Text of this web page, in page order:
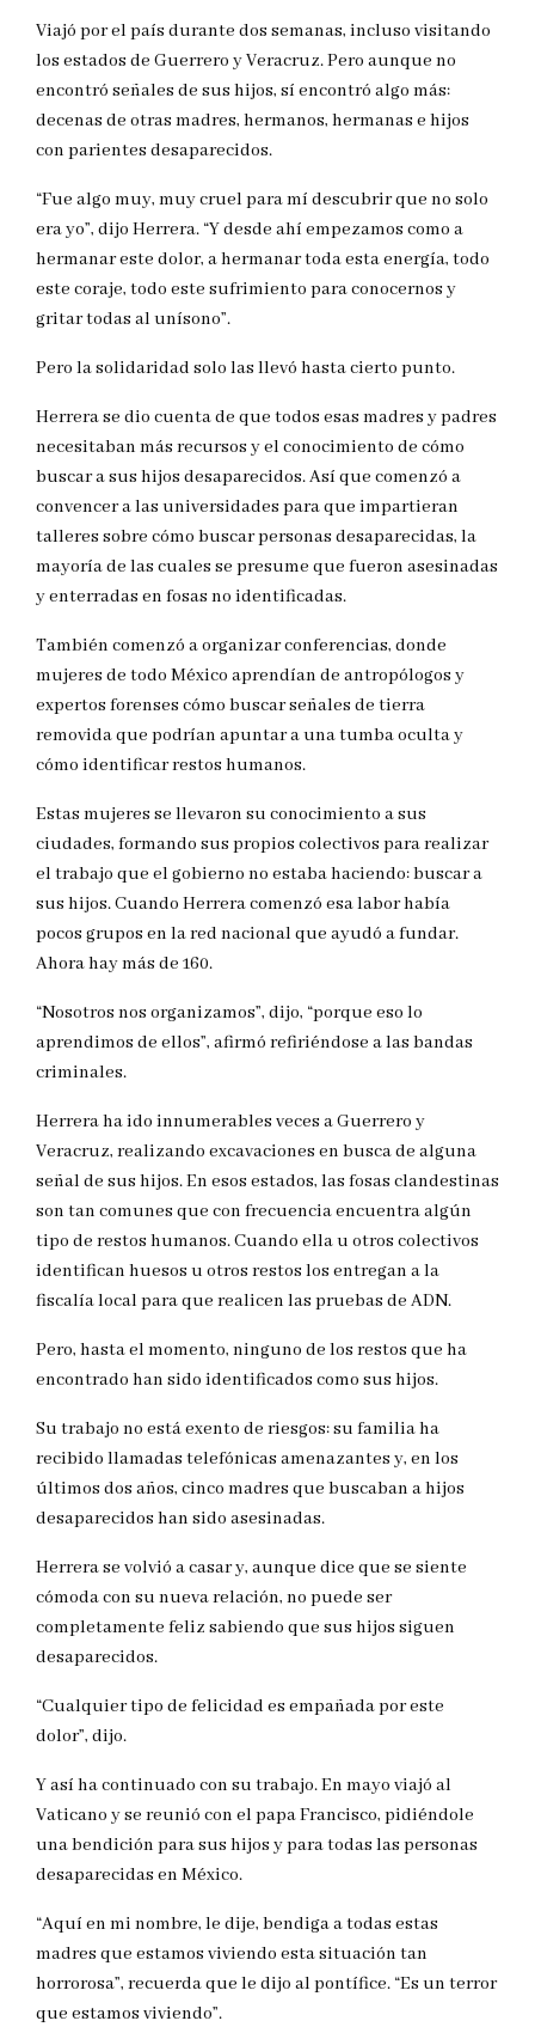
Viajó por el país durante dos semanas, incluso visitando
los estados de Guerrero y Veracruz. Pero aunque no
encontró señales de sus hijos, sí encontró algo más:
decenas de otras madres, hermanos, hermanas e hijos
con parientes desaparecidos.
“Fue algo muy, muy cruel para mí descubrir que no solo
era yo”, dijo Herrera. “Y desde ahí empezamos como a
hermanar este dolor, a hermanar toda esta energía, todo
este coraje, todo este sufrimiento para conocernos y
gritar todas al unísono”.
Pero la solidaridad solo las llevó hasta cierto punto.
Herrera se dio cuenta de que todos esas madres y padres
necesitaban más recursos y el conocimiento de cómo
buscar a sus hijos desaparecidos. Así que comenzó a
convencer a las universidades para que impartieran
talleres sobre cómo buscar personas desaparecidas, la
mayoría de las cuales se presume que fueron asesinadas
y enterradas en fosas no identificadas.
También comenzó a organizar conferencias, donde
mujeres de todo México aprendían de antropólogos y
expertos forenses cómo buscar señales de tierra
removida que podrían apuntar a una tumba oculta y
cómo identificar restos humanos.
Estas mujeres se llevaron su conocimiento a sus
ciudades, formando sus propios colectivos para realizar
el trabajo que el gobierno no estaba haciendo: buscar a
sus hijos. Cuando Herrera comenzó esa labor había
pocos grupos en la red nacional que ayudó a fundar.
Ahora hay más de 160.
“Nosotros nos organizamos”, dijo, “porque eso lo
aprendimos de ellos”, afirmó refiriéndose a las bandas
criminales.
Herrera ha ido innumerables veces a Guerrero y
Veracruz, realizando excavaciones en busca de alguna
señal de sus hijos. En esos estados, las fosas clandestinas
son tan comunes que con frecuencia encuentra algún
tipo de restos humanos. Cuando ella u otros colectivos
identifican huesos u otros restos los entregan a la
fiscalía local para que realicen las pruebas de ADN.
Pero, hasta el momento, ninguno de los restos que ha
encontrado han sido identificados como sus hijos.
Su trabajo no está exento de riesgos: su familia ha
recibido llamadas telefónicas amenazantes y, en los
últimos dos años, cinco madres que buscaban a hijos
desaparecidos han sido asesinadas.
Herrera se volvió a casar y, aunque dice que se siente
cómoda con su nueva relación, no puede ser
completamente feliz sabiendo que sus hijos siguen
desaparecidos.
“Cualquier tipo de felicidad es empañada por este
dolor”, dijo.
Y así ha continuado con su trabajo. En mayo viajó al
Vaticano y se reunió con el papa Francisco, pidiéndole
una bendición para sus hijos y para todas las personas
desaparecidas en México.
“Aquí en mi nombre, le dije, bendiga a todas estas
madres que estamos viviendo esta situación tan
horrorosa”, recuerda que le dijo al pontífice. “Es un terror
que estamos viviendo”.